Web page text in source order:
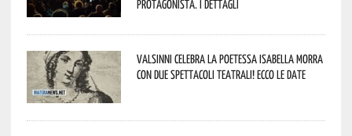
protagonista. I dettagli
Valsinni celebra la poetessa Isabella Morra
con due spettacoli teatrali! Ecco le date